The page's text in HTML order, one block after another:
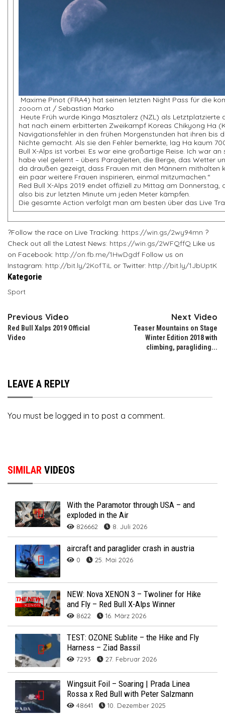
Maxime Pinot (FRA4) hat seinen letzten Night Pass für die
zooom.at / Sebastian Marko
Heute Früh wurde Kinga Masztalerz (NZL) als Letztplatzierte
hat nach einem erbitterten Zweikampf Koreas Chikyong Ha
Navigationsfehler in den frühen Morgenstunden hat ihren bis
Nichte gemacht. Als sie den Fehler bemerkte, lag Ha kaum
Bull X-Alps ist vorbei. Es war eine großartige Reise. Ich war
habe viel gelernt – übers Paragleiten, die Berge, das Wetter
da draußen gezeigt, dass Frauen mit den Männern mithalten
ein paar weitere Frauen inspirieren, einmal mitzumachen.“
Red Bull X-Alps 2019 endet offiziell zu Mittag am Donnerstag,
also bis zur letzten Minute um jeden Meter kämpfen.
Die gesamte Action verfolgt man am besten über das Live
?Follow the race on Live Tracking: https://win.gs/2wy94mn ?
Check out all the Latest News: https://win.gs/2WFQffQ Like us
on Facebook: http://on.fb.me/1HwDgdf Follow us on
Instagram: http://bit.ly/2KofTiL or Twitter: http://bit.ly/1JbUptK
Kategorie
Sport
Previous Video
Red Bull Xalps 2019 Official
Video
Next Video
Teaser Mountains on Stage
Winter Edition 2018 with
climbing, paragliding...
LEAVE A REPLY
You must be logged in to post a comment.
SIMILAR VIDEOS
With the Paramotor through USA – and
exploded in the Air
826662 8. Juli 2026
aircraft and paraglider crash in austria
0 25. Mai 2026
NEW: Nova XENON 3 – Twoliner for Hike
and Fly – Red Bull X-Alps Winner
8622 16. März 2026
TEST: OZONE Sublite – the Hike and Fly
Harness – Ziad Bassil
7293 27. Februar 2026
Wingsuit Foil – Soaring | Prada Linea
Rossa x Red Bull with Peter Salzmann
48641 10. Dezember 2025